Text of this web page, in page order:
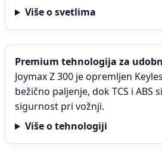
Više o svetlima
Premium tehnologija za
Joymax Z 300 je opremljen
bežično paljenje, dok TCS i ABS
sigurnost pri vožnji.
Više o tehnologiji